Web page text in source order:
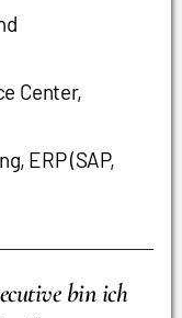
Center,
ERP (SAP,
bin ich